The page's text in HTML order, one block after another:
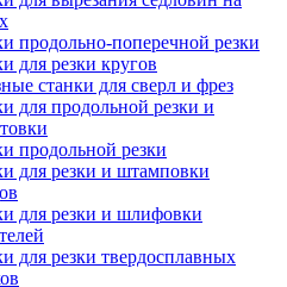
продольно-поперечной резки
для резки кругов
станки для сверл и фрез
для продольной резки и
продольной резки
для резки и штамповки
для резки и шлифовки
для резки твердосплавных